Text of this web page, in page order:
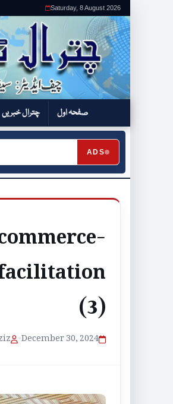
Saturday, 8 August 2026
صفحہ اول چترال خبریں
ADS
(3)
December 30, 2024
•